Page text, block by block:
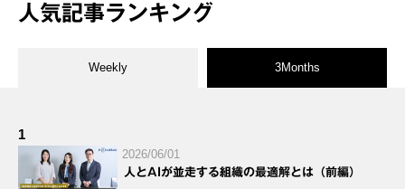
人気記事ランキング
Weekly 3Months
1
2026/06/01
人とAIが並走する組織の最適解とは（前編）